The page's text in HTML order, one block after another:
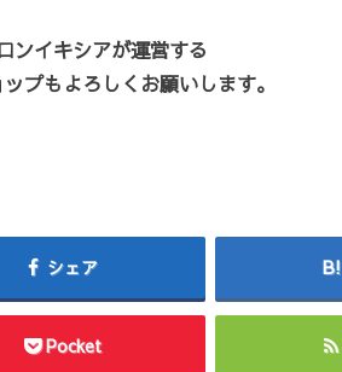
ンイキシアが運営する
プもよろしくお願いします。
シェア
Pocket